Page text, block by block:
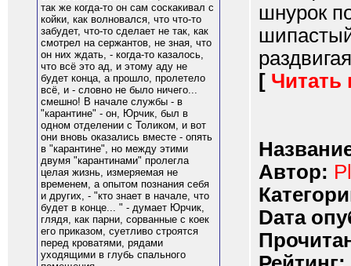
так же когда-то он сам соскакивал с
койки, как волновался, что что-то
забудет, что-то сделает не так, как
смотрел на сержантов, не зная, что
он них ждать, - когда-то казалось,
что всё это ад, и этому аду не
будет конца, а прошло, пролетело
всё, и - словно не было ничего...
смешно! В начале службы - в
"карантине" - он, Юрчик, был в
одном отделении с Толиком, и вот
они вновь оказались вместе - опять
в "карантине", но между этими
двумя "карантинами" пролегла
целая жизнь, измеряемая не
временем, а опытом познания себя
и других, - "кто знает в начале, что
будет в конце... " - думает Юрчик,
глядя, как парни, сорванные с коек
его приказом, суетливо строятся
перед кроватями, рядами
уходящими в глубь спального
шнурок
[ Читать
Автор:
Dата